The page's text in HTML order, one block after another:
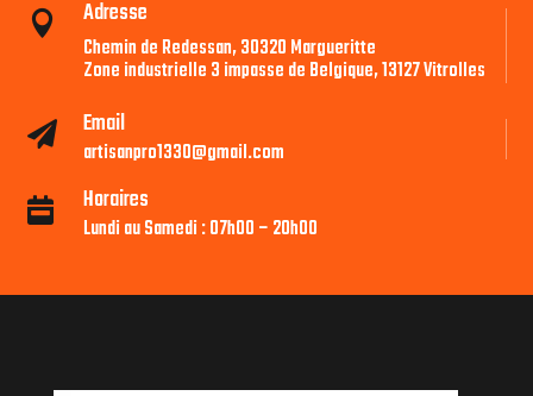
 Adresse
Chemin de Redessan, 30320 Margueritte
Zone industrielle 3 impasse de Belgique, 13127 Vitrolles
 Email
artisanpro1330@gmail.com
 Horaires
Lundi au Samedi : 07h00 – 20h00